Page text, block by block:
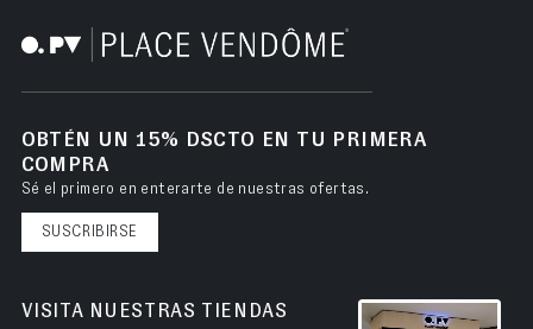
OBTÉN UN 15% DSCTO EN TU PRIMERA
COMPRA
Sé el primero en enterarte de nuestras ofertas.
SUSCRIBIRSE
VISITA NUESTRAS TIENDAS